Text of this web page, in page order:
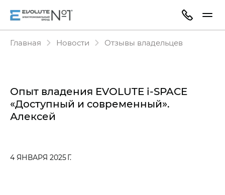
Главная Новости Отзывы владельцев
Опыт владения EVOLUTE i‑SPACE
«Доступный и современный».
Алексей
4 ЯНВАРЯ 2025 Г.